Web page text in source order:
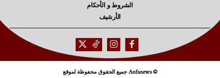
الشروط و الأحكام
الأرشيف
© Anfanews جميع الحقوق محفوظة لموقع